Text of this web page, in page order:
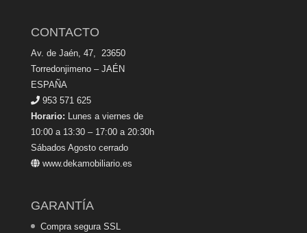
CONTACTO
Av. de Jaén, 47, 23650
Torredonjimeno – JAÉN
ESPAÑA
953 571 625
Horario: Lunes a viernes de
10:00 a 13:30 – 17:00 a 20:30h
Sábados Agosto cerrado
www.dekamobiliario.es
GARANTÍA
Compra segura SSL